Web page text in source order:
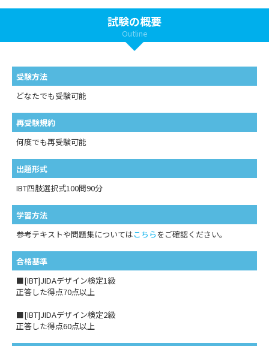
試験の概要
Outline
受験方法
どなたでも受験可能
再受験規約
何度でも再受験可能
出題形式
IBT四肢選択式100問90分
学習方法
参考テキストや問題集についてはこちら をご確認ください。
合格基準
■[IBT]JIDAデザイン検定1級
正答した得点70点以上
■[IBT]JIDAデザイン検定2級
正答した得点60点以上